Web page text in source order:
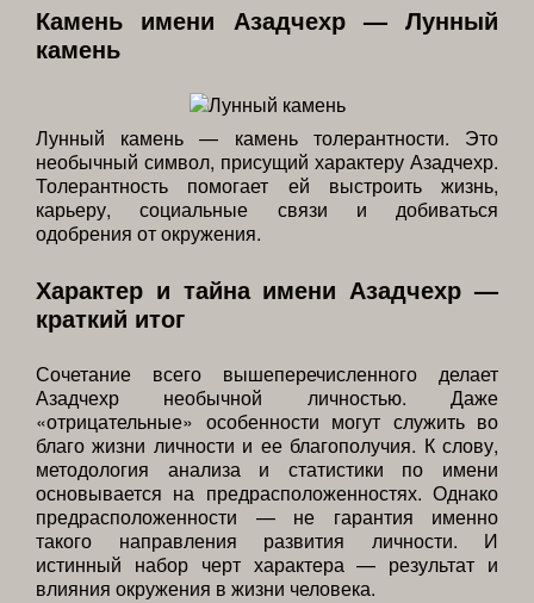
Камень имени Азадчехр — Лунный
камень
Лунный камень — камень толерантности. Это
необычный символ, присущий характеру Азадчехр.
Толерантность помогает ей выстроить жизнь,
карьеру, социальные связи и добиваться
одобрения от окружения.
Характер и тайна имени Азадчехр —
краткий итог
Сочетание всего вышеперечисленного делает
Азадчехр необычной личностью. Даже
«отрицательные» особенности могут служить во
благо жизни личности и ее благополучия. К слову,
методология анализа и статистики по имени
основывается на предрасположенностях. Однако
предрасположенности — не гарантия именно
такого направления развития личности. И
истинный набор черт характера — результат и
влияния окружения в жизни человека.